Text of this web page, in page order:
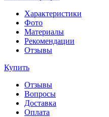
Характеристики
Фото
Материалы
Рекомендации
Отзывы
Купить
Отзывы
Вопросы
Доставка
Оплата